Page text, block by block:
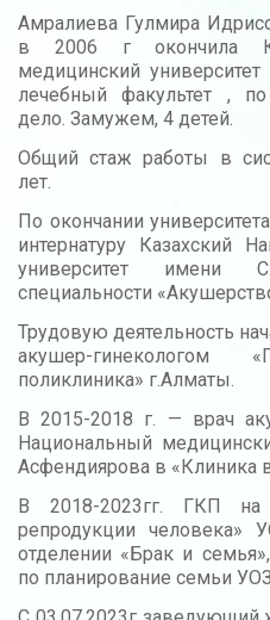
Амралиева Гулмира
в 2006 г окончила
медицинский
лечебный факультет , по
дело. Замужем, 4 детей.
Общий стаж работы в
лет.
По окончании
интернатуру Казахский
университет имени
специальности
Трудовую деятельность
акушер-гинекологом
поликлиника» г.Алматы.
В 2015-2018 г. — врач
Национальный
Асфендиярова в «Клиника
В 2018-2023гг. ГКП на
репродукции человека»
отделении «Брак и
по планирование семьи